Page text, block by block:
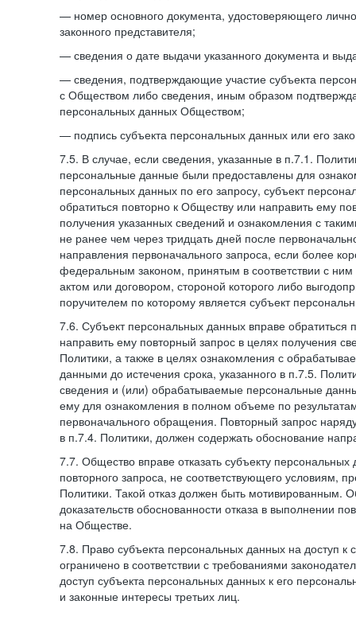
— номер основного документа, удостоверяющего
законного представителя;
— сведения о дате выдачи указанного документа и
— сведения, подтверждающие участие субъекта
с Обществом либо сведения, иным образом
персональных данных Обществом;
— подпись субъекта персональных данных или его
7.5. В случае, если сведения, указанные в п.7.1.
персональные данные были предоставлены для
персональных данных по его запросу, субъект
обратиться повторно к Обществу или направить ему
получения указанных сведений и ознакомления с
не ранее чем через тридцать дней после
направления первоначального запроса, если более
федеральным законом, принятым в соответствии с
актом или договором, стороной которого либо
поручителем по которому является субъект
7.6. Субъект персональных данных вправе обратиться
направить ему повторный запрос в целях получения
Политики, а также в целях ознакомления с
данными до истечения срока, указанного в п.7.5.
сведения и (или) обрабатываемые персональные
ему для ознакомления в полном объеме по
первоначального обращения. Повторный запрос
в п.7.4. Политики, должен содержать обоснование
7.7. Общество вправе отказать субъекту
повторного запроса, не соответствующего условиям,
Политики. Такой отказ должен быть мотивированным.
доказательств обоснованности отказа в выполнении
на Обществе.
7.8. Право субъекта персональных данных на доступ
ограничено в соответствии с требованиями
доступ субъекта персональных данных к его
и законные интересы третьих лиц.